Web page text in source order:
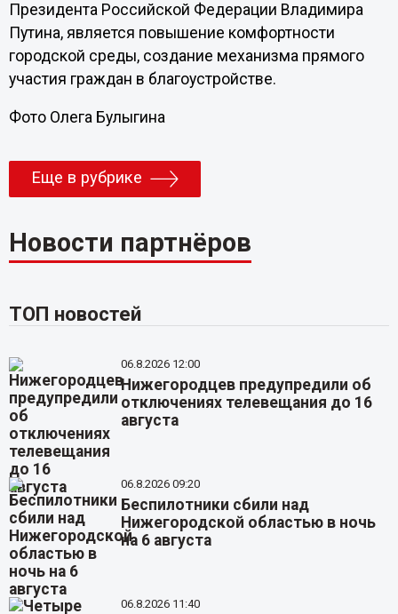
Президента Российской Федерации Владимира
Путина, является повышение комфортности
городской среды, создание механизма прямого
участия граждан в благоустройстве.
Фото Олега Булыгина
Еще в рубрике
Новости партнёров
ТОП новостей
06.8.2026 12:00
Нижегородцев предупредили об
отключениях телевещания до 16
августа
06.8.2026 09:20
Беспилотники сбили над
Нижегородской областью в ночь
на 6 августа
06.8.2026 11:40